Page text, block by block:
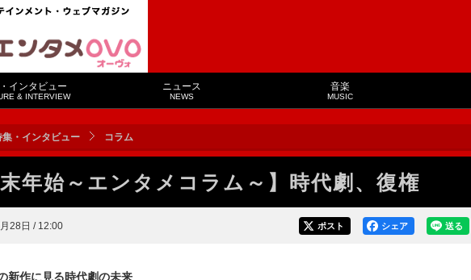
インタビュー
& INTERVIEW
ニュース
NEWS
音楽
MUSIC
集・インタビュー コラム
末年始～エンタメコラム～】時代劇、復権
28日 / 12:00 送る
シェア
ポスト
新作に見る時代劇の未来